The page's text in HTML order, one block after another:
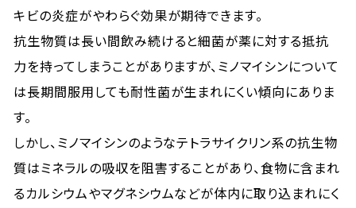
キビの炎症がやわらぐ効果が期待できます。
抗生物質は長い間飲み続けると細菌が薬に対する抵抗
力を持ってしまうことがありますが、ミノマイシンについて
は長期間服用しても耐性菌が生まれにくい傾向にありま
す。
しかし、ミノマイシンのようなテトラサイクリン系の抗生物
質はミネラルの吸収を阻害することがあり、食物に含まれ
るカルシウムやマグネシウムなどが体内に取り込まれにく